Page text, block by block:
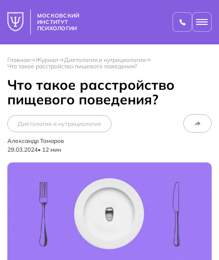
МОСКОВСКИЙ
ИНСТИТУТ
ПСИХОЛОГИИ
Главная Журнал
Диетология и нутрициология
Что такое расстройство пищевого поведения?
Что такое расстройство
пищевого поведения?
Александр Томаров
29.03.2024• 12 мин
Диетология и нутрициология